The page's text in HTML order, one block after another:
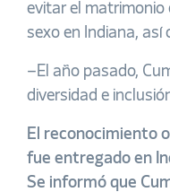
evitar el matrimonio
sexo en Indiana,
– El año pasado,
diversidad e
El reconocimiento
fue entregado en
Se informó que